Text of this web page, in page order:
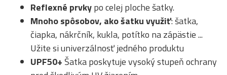
Reflexné prvkypo celej ploche šatky.
Mnoho spôsobov, ako šatku využiť: šatka,
čiapka, nákrčník, kukla, potítko na zápästie ...
Užite si univerzálnosť jedného produktu
UPF50+ Šatka poskytuje vysoký stupeň ochrany